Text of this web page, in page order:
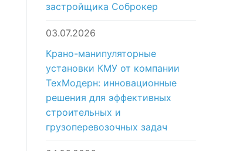
застройщика Соброкер
03.07.2026
Крано-манипуляторные
установки КМУ от компании
ТехМодерн: инновационные
решения для эффективных
строительных и
грузоперевозочных задач